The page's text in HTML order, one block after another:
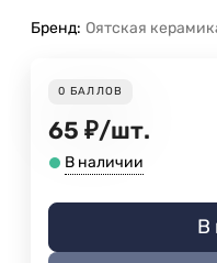
Бренд: Оятская
0 БАЛЛОВ
65 ₽/шт.
В наличии
В